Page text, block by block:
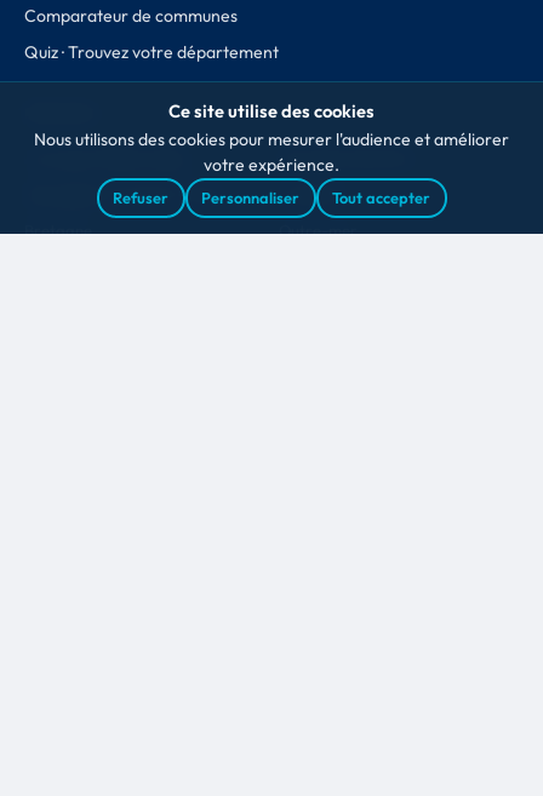
Comparateur de communes
Quiz · Trouvez votre département
Bourgogne-Franche-Comté
Bretagne
Nouvelle-Aquitaine
Occitanie
Outre-mer
Ce site utilise des cookies
Nous utilisons des cookies pour mesurer l'audience et améliorer
votre expérience.
Refuser Personnaliser Tout accepter